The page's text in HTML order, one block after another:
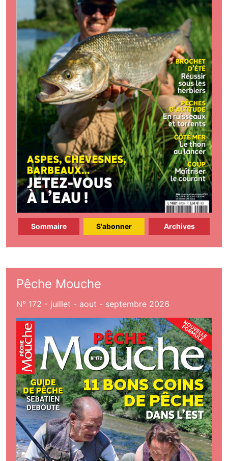
Sommaire S'abonner Archives
Pêche Mouche
N° 172 - juillet - aout - septembre 2026